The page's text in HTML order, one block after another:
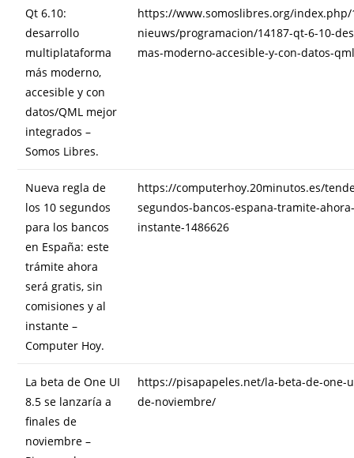
Qt 6.10:
desarrollo
multiplataforma
más moderno,
accesible y con
datos/QML mejor
integrados –
Somos Libres.
https://www.somoslibres.org/index.php/
nieuws/programacion/14187-qt-6-10-
mas-moderno-accesible-y-con-datos-
Nueva regla de
los 10 segundos
para los bancos
en España: este
trámite ahora
será gratis, sin
comisiones y al
instante –
Computer Hoy.
https://computerhoy.20minutos.es/
segundos-bancos-espana-tramite-
instante-1486626
La beta de One UI
8.5 se lanzaría a
finales de
noviembre –
https://pisapapeles.net/la-beta-de-one-
de-noviembre/